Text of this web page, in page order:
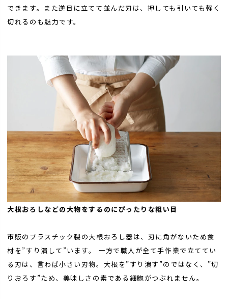
できます。また逆目に立てて並んだ刃は、押しても引いても軽く
切れるのも魅力です。
大根おろしなどの大物をするのにぴったりな粗い目
市販のプラスチック製の大根おろし器は、刃に角がないため食
材を”すり潰して”います。 一方で職人が全て手作業で立ててい
る刃は、言わば小さい刃物。大根を”すり潰す”のではなく、”切
りおろす”ため、美味しさの素である細胞がつぶれません。